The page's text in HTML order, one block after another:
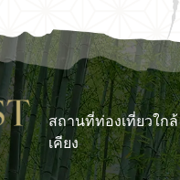
สถานที่ท่องเที่ยวใกล้
เคียง